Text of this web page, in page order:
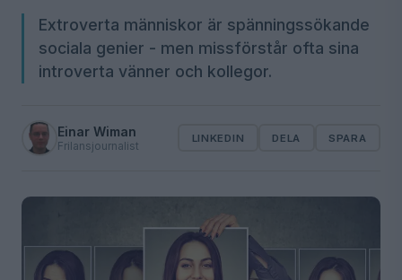
Extroverta människor är spänningssökande
sociala genier - men missförstår ofta sina
introverta vänner och kollegor.
Einar Wiman
Frilansjournalist
LINKEDIN DELA SPARA